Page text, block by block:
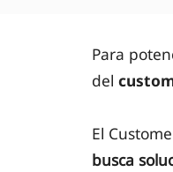
Para
del
El
busca